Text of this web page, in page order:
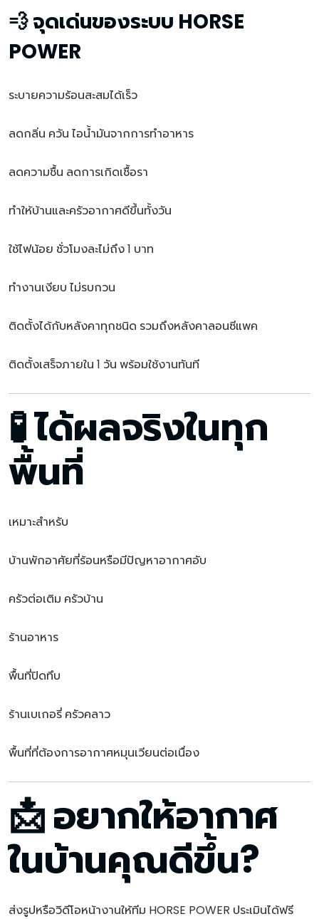
💨 จุดเด่นของระบบ HORSE
POWER
ระบายความร้อนสะสมได้เร็ว
ลดกลิ่น ควัน ไอน้ำมันจากการทำอาหาร
ลดความชื้น ลดการเกิดเชื้อรา
ทำให้บ้านและครัวอากาศดีขึ้นทั้งวัน
ใช้ไฟน้อย ชั่วโมงละไม่ถึง 1 บาท
ทำงานเงียบ ไม่รบกวน
ติดตั้งได้กับหลังคาทุกชนิด รวมถึงหลังคาลอนซีแพค
ติดตั้งเสร็จภายใน 1 วัน พร้อมใช้งานทันที
🧪 ได้ผลจริงในทุก
พื้นที่
เหมาะสำหรับ
บ้านพักอาศัยที่ร้อนหรือมีปัญหาอากาศอับ
ครัวต่อเติม ครัวบ้าน
ร้านอาหาร
พื้นที่ปิดทึบ
ร้านเบเกอรี่ ครัวคลาว
พื้นที่ที่ต้องการอากาศหมุนเวียนต่อเนื่อง
📩 อยากให้อากาศ
ในบ้านคุณดีขึ้น?
ส่งรูปหรือวิดีโอหน้างานให้ทีม HORSE POWER ประเมินได้ฟรี